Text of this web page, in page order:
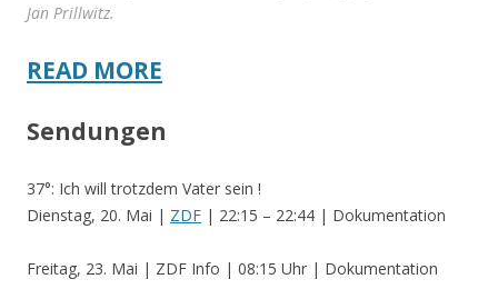
Jan Prillwitz.
READ MORE
Sendungen
37°: Ich will trotzdem Vater sein !
Dienstag, 20. Mai | ZDF | 22:15 – 22:44 | Dokumentation
Freitag, 23. Mai | ZDF Info | 08:15 Uhr | Dokumentation